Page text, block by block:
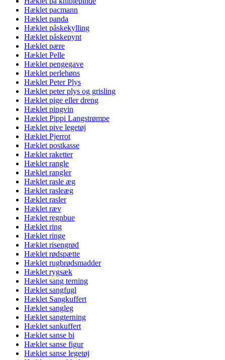
Hæklet pacmann
Hæklet panda
Hæklet påskekylling
Hæklet påskepynt
Hæklet pære
Hæklet Pelle
Hæklet pengegave
Hæklet perlehøns
Hæklet Peter Plys
Hæklet peter plys og grisling
Hæklet pige eller dreng
Hæklet pingvin
Hæklet Pippi Langstrømpe
Hæklet pive legetøj
Hæklet Pjerrot
Hæklet postkasse
Hæklet raketter
Hæklet rangle
Hæklet rangler
Hæklet rasle æg
Hæklet rasleæg
Hæklet rasler
Hæklet ræv
Hæklet regnbue
Hæklet ring
Hæklet ringe
Hæklet risengrød
Hæklet rødspætte
Hæklet rugbrødsmadder
Hæklet rygsæk
Hæklet sang terning
Hæklet sangfugl
Hæklet Sangkuffert
Hæklet sangleg
Hæklet sangterning
Hæklet sankuffert
Hæklet sanse bi
Hæklet sanse figur
Hæklet sanse legetøj